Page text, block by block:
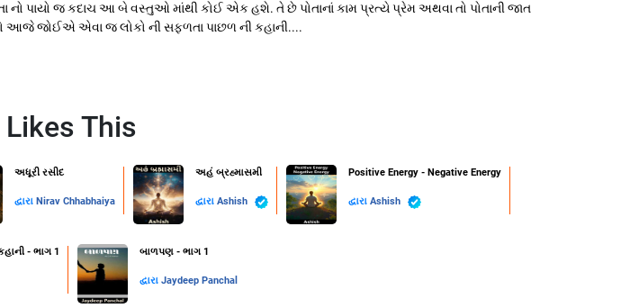
જ કદાચ આ બે વસ્તુઓ માંથી કોઈ એક હશે. તે છે પોતાનાં કામ પ્રત્યે પ્રેમ અથવા તો પોતાની જાત
આજે જોઈએ એવા જ લોકો ની સફળતા પાછળ ની કહાની....
This
અધૂરી રસીદ
દ્વારા Nirav Chhabhaiya
અહં બ્રહ્માસમી
દ્વારા Ashish
Positive Energy - Negative Energy
દ્વારા Ashish
- ભાગ 1 બાળપણ - ભાગ 1
દ્વારા Jaydeep Panchal